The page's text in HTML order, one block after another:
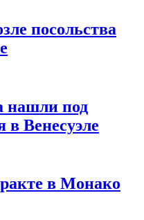
посольства
нашли под
в Венесуэле
в Монако